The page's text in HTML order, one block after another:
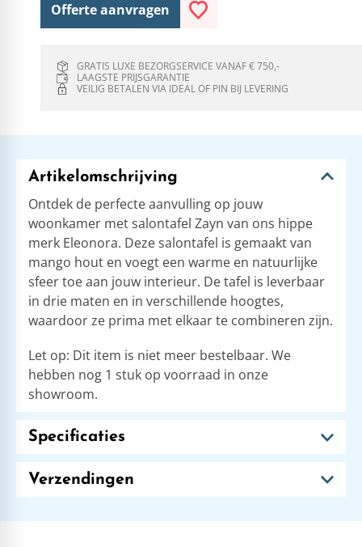
Offerte aanvragen
GRATIS LUXE BEZORGSERVICE VANAF € 750,-
LAAGSTE PRIJSGARANTIE
VEILIG BETALEN VIA IDEAL OF PIN BIJ LEVERING
Artikelomschrijving
Ontdek de perfecte aanvulling op jouw
woonkamer met salontafel Zayn van ons hippe
merk Eleonora. Deze salontafel is gemaakt van
mango hout en voegt een warme en natuurlijke
sfeer toe aan jouw interieur. De tafel is leverbaar
in drie maten en in verschillende hoogtes,
waardoor ze prima met elkaar te combineren zijn.
Let op: Dit item is niet meer bestelbaar. We
hebben nog 1 stuk op voorraad in onze
showroom.
Specificaties
Verzendingen